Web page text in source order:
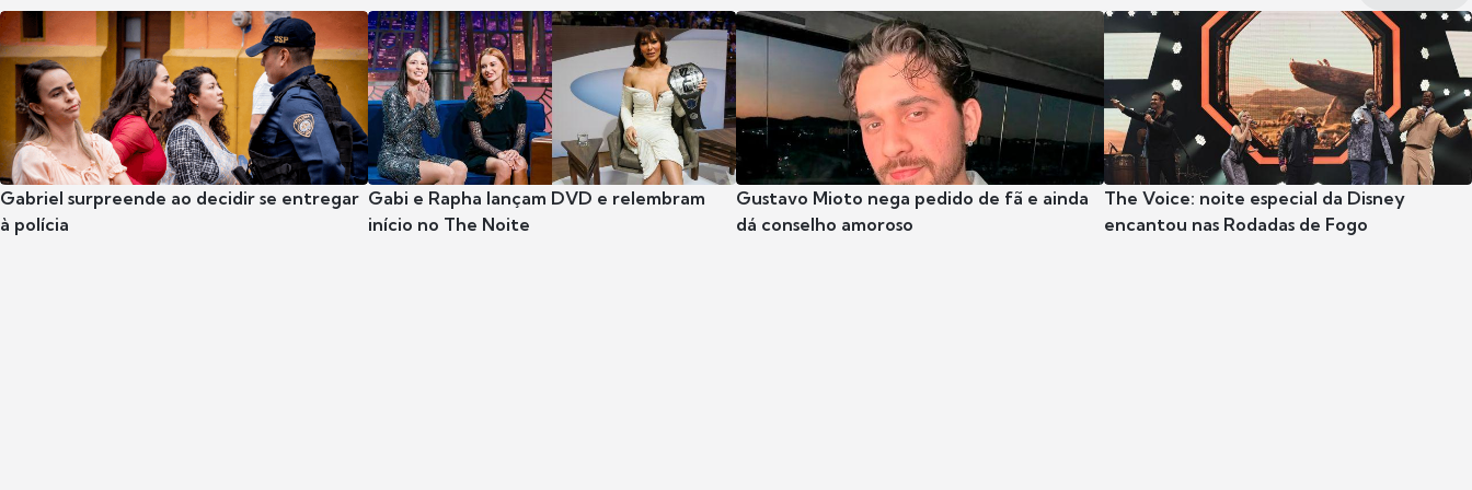
Gabriel surpreende ao decidir se entregar
à polícia
Gabi e Rapha lançam DVD e relembram
início no The Noite
Gustavo Mioto nega pedido de fã e ainda
dá conselho amoroso
The Voice: noite especial da Disney
encantou nas Rodadas de Fogo